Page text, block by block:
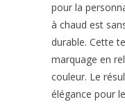
pour la
à chaud est
durable. Cette
marquage en
couleur. Le
élégance pour